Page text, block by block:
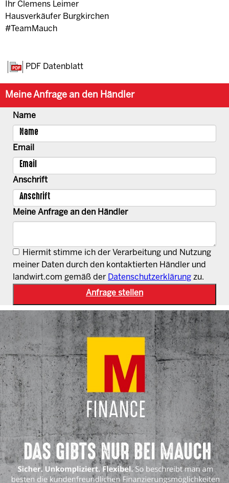
Ihr Clemens Leimer
Hausverkäufer Burgkirchen
#TeamMauch
PDF Datenblatt
Meine Anfrage an den Händler
Name
Email
Anschrift
Meine Anfrage an den Händler
Hiermit stimme ich der Verarbeitung und Nutzung
meiner Daten durch den kontaktierten Händler und
landwirt.com gemäß der Datenschutzerklärung zu.